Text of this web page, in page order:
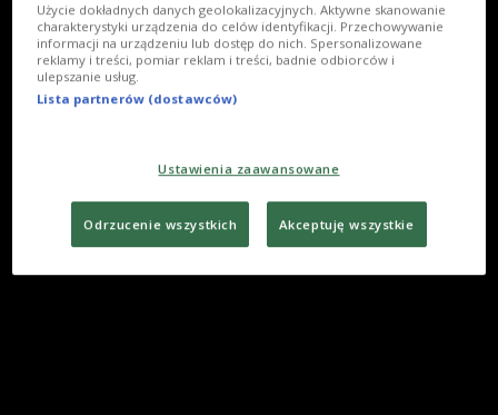
Użycie dokładnych danych geolokalizacyjnych. Aktywne skanowanie
charakterystyki urządzenia do celów identyfikacji. Przechowywanie
informacji na urządzeniu lub dostęp do nich. Spersonalizowane
reklamy i treści, pomiar reklam i treści, badnie odbiorców i
ulepszanie usług.
Lista partnerów (dostawców)
Ustawienia zaawansowane
Odrzucenie wszystkich Akceptuję wszystkie